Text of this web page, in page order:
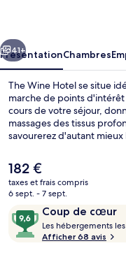
Suivant
41+
PrésentationChambres
The Wine Hotel se situe
marche de points d'intérêt
cours de votre séjour,
massages des tissus
savourerez d'autant
fitness et un bar / salon.
Le
prix
actuel
de
182 €.
182 €
taxes et frais compris
6 sept. - 7 sept.
Avis
voyageurs
Coup de cœur
9,6
sur
10,
Les hébergements
Afficher 68 avis